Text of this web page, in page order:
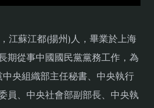
江蘇江都(揚州)人，畢業於上海
期從事中國國民黨黨務工作，為
央組織部主任秘書、中央執行
員、中央社會部副部長、中央執